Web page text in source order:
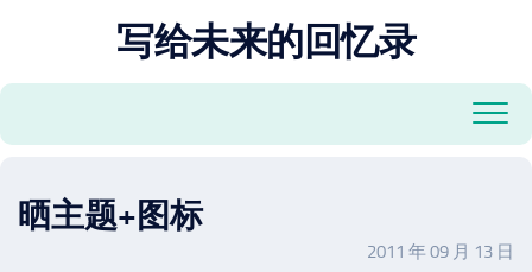
容
写给未来的回忆录
晒主题+图标
2011 年 09 月 13 日